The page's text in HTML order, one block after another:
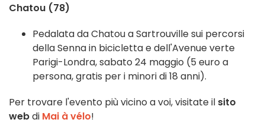
Chatou (78)
Pedalata da Chatou a Sartrouville sui percorsi
della Senna in bicicletta e dell'Avenue verte
Parigi-Londra, sabato 24 maggio (5 euro a
persona, gratis per i minori di 18 anni).
Per trovare l'evento più vicino a voi, visitate il sito
webdi Mai à vélo!